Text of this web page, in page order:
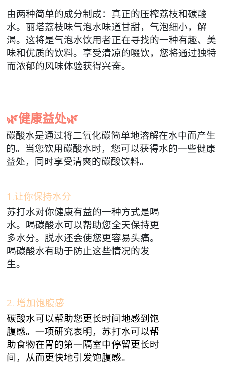
由两种简单的成分制成：真正的压榨荔枝和碳酸
水。丽塔荔枝味气泡水味道甘甜，气泡细小，解
渴。这将是气泡水饮用者正在寻找的一种有趣、美
味和优质的饮料。享受清凉的啜饮，您将通过独特
而浓郁的风味体验获得兴奋。
🌿健康益处🌿
碳酸水是通过将二氧化碳简单地溶解在水中而产生
的。当您饮用碳酸水时，您可以获得水的一些健康
益处，同时享受清爽的碳酸饮料。
1.让你保持水分
苏打水对你健康有益的一种方式是喝
水。喝碳酸水可以帮助您全天保持更
多水分。脱水还会使您更容易头痛。
喝碳酸水有助于防止这些情况的发
生。
2. 增加饱腹感
碳酸水可以帮助您更长时间地感到饱
腹感。一项研究表明，苏打水可以帮
助食物在胃的第一隔室中停留更长时
间，从而更快地引发饱腹感。